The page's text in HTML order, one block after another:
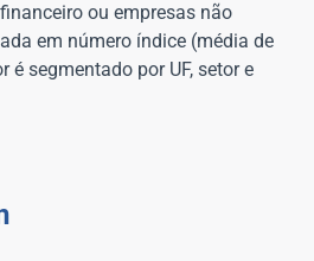
ou empresas não
em número índice (média de
é segmentado por UF, setor e